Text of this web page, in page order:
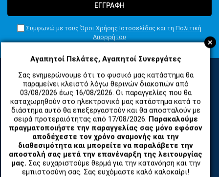
+
Αγαπητοί Πελάτες, Αγαπητοί Συνεργάτες
Σας ενημερώνουμε ότι το φυσικό μας κατάστημα θα
παραμείνει κλειστό λόγω θερινών διακοπών από
03/08/2026 έως 16/08/2026. Οι παραγγελίες που θα
καταχωρηθούν στο ηλεκτρονικό μας κατάστημα κατά το
διάστημα αυτό θα επεξεργαστούν και θα αποσταλούν με
σειρά προτεραιότητας από 17/08/2026. Παρακαλούμε
πραγματοποιήστε την παραγγελίας σας μόνο εφόσον
αποδέχεστε τον χρόνο αναμονής και την
διαθεσιμότητα και μπορείτε να παραλάβετε την
αποστολή σας μετά την επανέναρξη της λειτουργίας
μας. Σας ευχαριστούμε θερμά για την κατανόηση και την
εμπιστοσύνη σας. Σας ευχόμαστε καλό καλοκαίρι!
ΕΓΓΡΑΦΗ
Συμφωνώ με τους Όροι Χρήσης Ιστοσελίδας και τη Πολιτική
Απορρήτου
ΚΑΤΗΓΟΡΙΕΣ
ΑΝΤΑΛΛΑΚΤΙΚΑ ΚΑΙ ΑΞΕΣΟΥΑΡ ΚΙΝΗΤΩΝ ΤΗΛΕΦΩΝΩΝ
TABLET
ΤΗΛΕΠΙΚΟΙΝΩΝΙΕΣ, ΑΣΥΡΜΑΤΑ, FCT